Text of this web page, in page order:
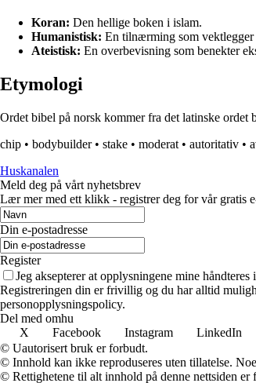
Koran: Den hellige boken i islam.
Humanistisk: En tilnærming som
Ateistisk: En overbevisning som benekter
Etymologi
Ordet bibel på norsk kommer fra det latinske
chip • bodybuilder• stake • moderat • autoritativ •
Huskanalen
Meld deg på vårt nyhetsbrev
Lær mer med ett klikk - registrer deg for vår gratis
Din e-postadresse
Register
Jeg aksepterer at opplysningene mine
Registreringen din er frivillig og du har alltid
personopplysningspolicy.
Del med omhu
X
Facebook Instagram LinkedIn
© Uautorisert bruk er forbudt.
© Innhold kan ikke reproduseres uten tillatelse.
© Rettighetene til alt innhold på denne nettsiden